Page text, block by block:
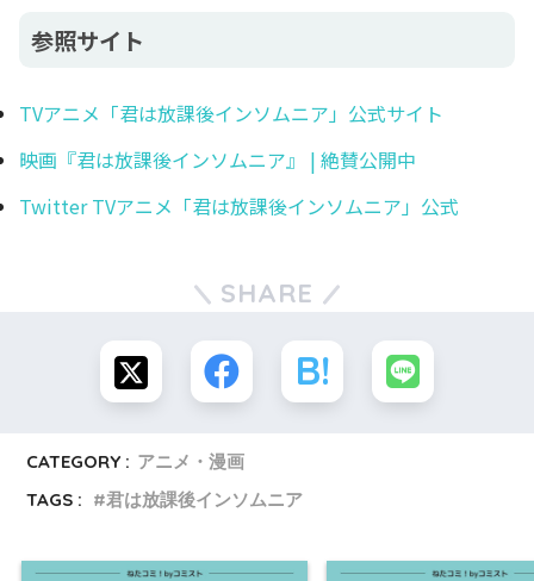
参照サイト
TVアニメ「君は放課後インソムニア」公式サイト
映画『君は放課後インソムニア』 | 絶賛公開中
Twitter TVアニメ「君は放課後インソムニア」公式
SHARE
CATEGORY : アニメ・漫画
TAGS :
君は放課後インソムニア